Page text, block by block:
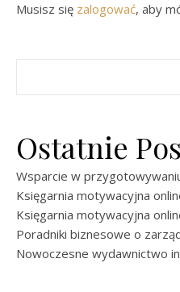
Musisz się zalogować, aby
Ostatnie
Wsparcie w
Księgarnia motywacyjna
Księgarnia motywacyjna
Poradniki biznesowe o
Nowoczesne wydawnictwo